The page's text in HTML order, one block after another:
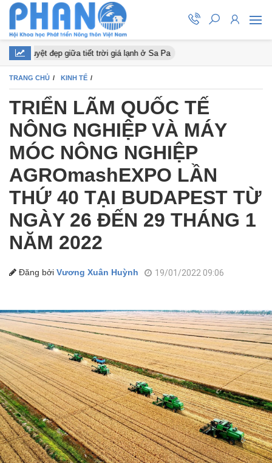
nở tuyệt đẹp giữa tiết trời giá lạnh ở Sa Pa
TRANG CHỦ KINH TẾ
TRIỂN LÃM QUỐC TẾ
NÔNG NGHIỆP VÀ MÁY
MÓC NÔNG NGHIỆP
AGROmashEXPO LẦN
THỨ 40 TẠI BUDAPEST TỪ
NGÀY 26 ĐẾN 29 THÁNG 1
NĂM 2022
Đăng bởi Vương Xuân Huỳnh 19/01/2022 09:06